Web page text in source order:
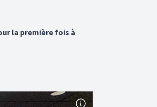
la première fois à